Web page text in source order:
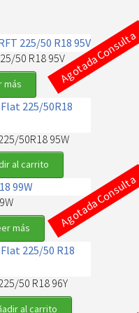
50 R18 95V
más Agotada Consulta
50R18 95W
al carrito
más Agotada Consulta
50 R18 96Y
al carrito